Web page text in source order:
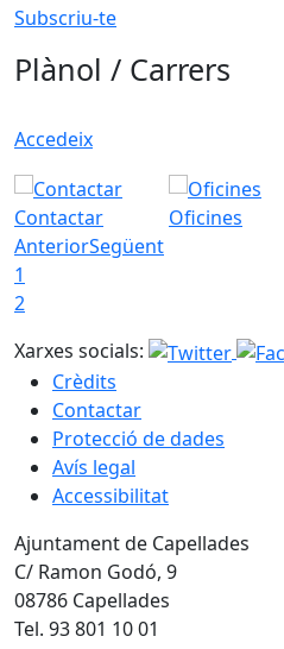
Subscriu-te
Plànol / Carrers
Accedeix
Contactar Oficines
AnteriorSegüent
1
2
Xarxes socials:
Crèdits
Contactar
Protecció de dades
Avís legal
Accessibilitat
Ajuntament de Capellades
C/ Ramon Godó, 9
08786 Capellades
Tel. 93 801 10 01